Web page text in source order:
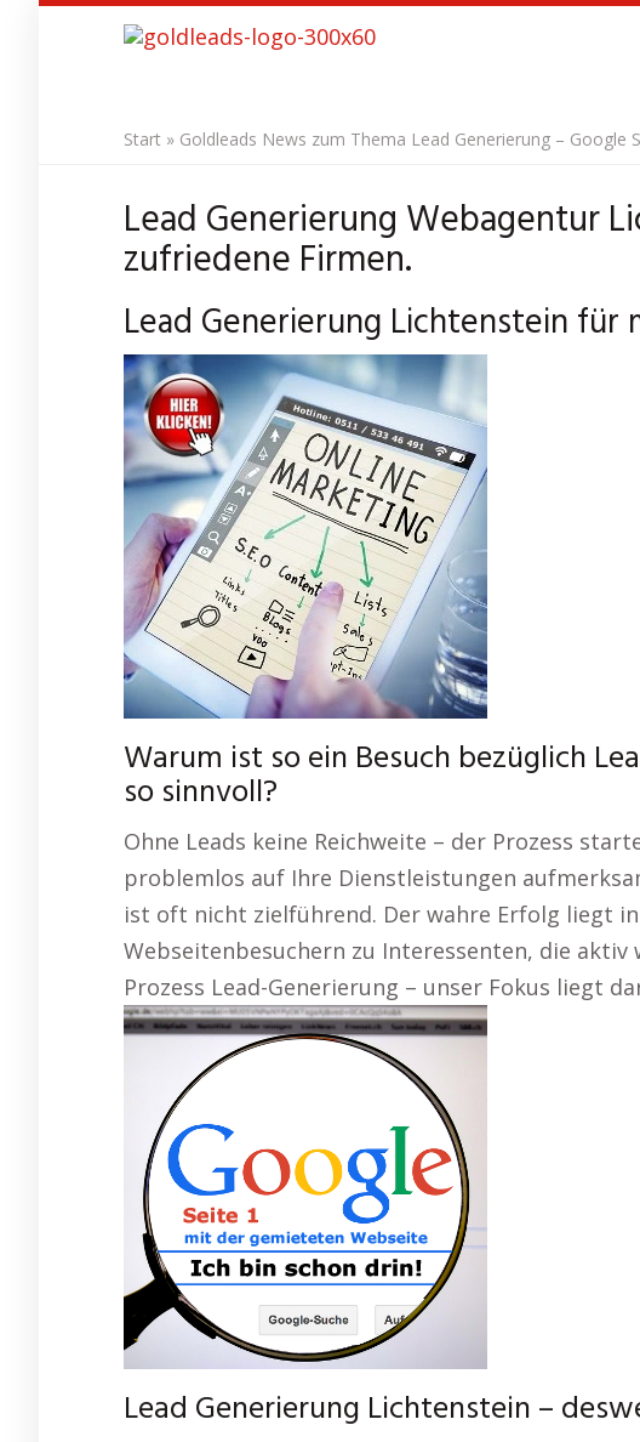
Start » Goldleads News zum Thema Lead Generierung – Google
Lead Generierung Webagentur
zufriedene Firmen.
Lead Generierung Lichtenstein für
Warum ist so ein Besuch bezüglich
so sinnvoll?
Ohne Leads keine Reichweite – der Prozess
problemlos auf Ihre Dienstleistungen
ist oft nicht zielführend. Der wahre Erfolg liegt
Webseitenbesuchern zu Interessenten, die aktiv
Prozess Lead-Generierung – unser Fokus liegt
Lead Generierung Lichtenstein –